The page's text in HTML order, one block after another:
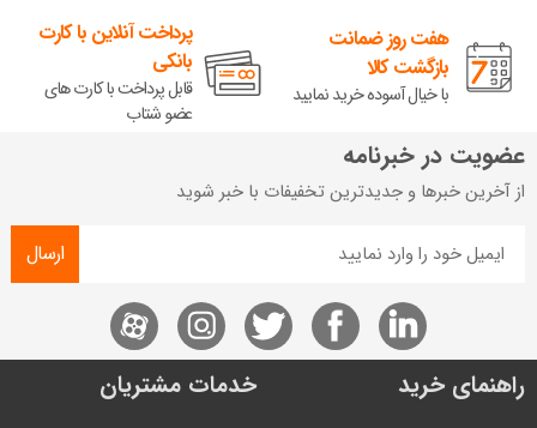
هفت روز ضمانت
بازگشت کالا
با خیال آسوده خرید نمایید
پرداخت آنلاین با کارت
بانکی
قابل پرداخت با کارت های
عضو شتاب
عضویت در خبرنامه
از آخرین خبرها و جدیدترین تخفیفات با خبر شوید
ارسال
راهنمای خرید خدمات مشتریان